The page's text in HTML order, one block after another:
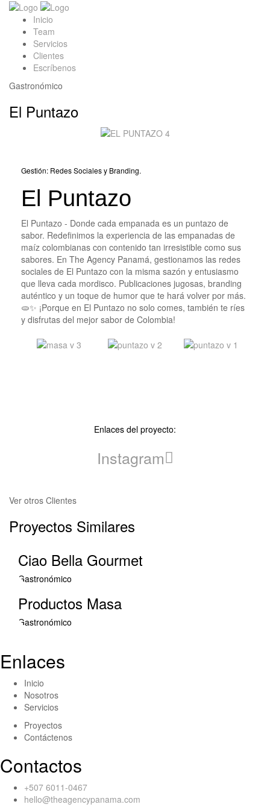
Inicio
Team
Servicios
Clientes
Escríbenos
Gastronómico
El Puntazo
Gestión: Redes Sociales y Branding.
El Puntazo
El Puntazo - Donde cada empanada es un puntazo de
sabor. Redefinimos la experiencia de las empanadas de
maíz colombianas con contenido tan irresistible como sus
sabores. En The Agency Panamá, gestionamos las redes
sociales de El Puntazo con la misma sazón y entusiasmo
que lleva cada mordisco. Publicaciones jugosas, branding
auténtico y un toque de humor que te hará volver por más.
🫓✨ ¡Porque en El Puntazo no solo comes, también te ríes
y disfrutas del mejor sabor de Colombia!
Enlaces del proyecto:
Instagram
Ver otros Clientes
Proyectos Similares
Ciao Bella Gourmet
Gastronómico
Productos Masa
Gastronómico
Enlaces
Inicio
Nosotros
Servicios
Proyectos
Contáctenos
Contactos
+507 6011-0467
hello@theagencypanama.com